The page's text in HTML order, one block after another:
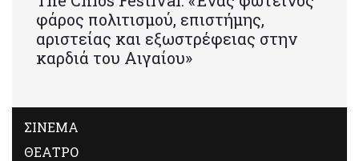
φάρος πολιτισμού, επιστήμης,
αριστείας και εξωστρέφειας στην
καρδιά του Αιγαίου»
ΣΙΝΕΜΑ
ΘΕΑΤΡΟ